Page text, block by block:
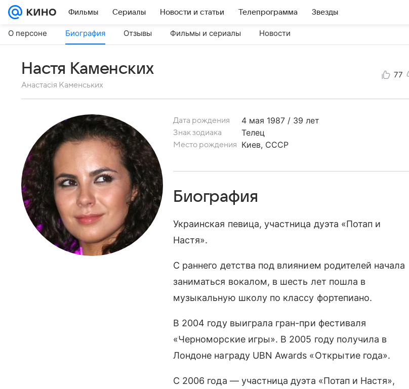
Фильмы Сериалы Новости и статьи Телепрограмма Звезды
О персоне Биография Отзывы Фильмы и сериалы Новости
Настя Каменских
Анастасія Каменських
77
Дата рождения 4 мая 1987 / 39 лет
Знак зодиака Телец
Место рождения Киев, СССР
Биография
Украинская певица, участница дуэта «Потап и
Настя».
С раннего детства под влиянием родителей начала
заниматься вокалом, в шесть лет пошла в
музыкальную школу по классу фортепиано.
В 2004 году выиграла гран-при фестиваля
«Черноморские игры». В 2005 году получила в
Лондоне награду UBN Awards «Открытие года».
С 2006 года — участница дуэта «Потап и Настя»,